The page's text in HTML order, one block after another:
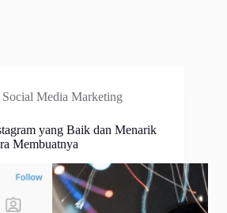
Social Media Marketing
yang Baik dan Menarik
Membuatnya